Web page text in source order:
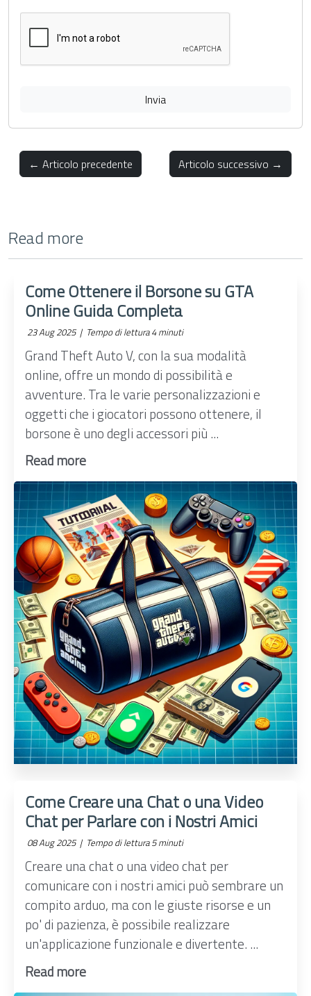
Invia
← Articolo precedente Articolo successivo →
Read more
Come Ottenere il Borsone su GTA
Online Guida Completa
23 Aug 2025 | Tempo di lettura 4 minuti
Grand Theft Auto V, con la sua modalità
online, offre un mondo di possibilità e
avventure. Tra le varie personalizzazioni e
oggetti che i giocatori possono ottenere, il
borsone è uno degli accessori più ...
Read more
Come Creare una Chat o una Video
Chat per Parlare con i Nostri Amici
08 Aug 2025 | Tempo di lettura 5 minuti
Creare una chat o una video chat per
comunicare con i nostri amici può sembrare un
compito arduo, ma con le giuste risorse e un
po' di pazienza, è possibile realizzare
un'applicazione funzionale e divertente. ...
Read more